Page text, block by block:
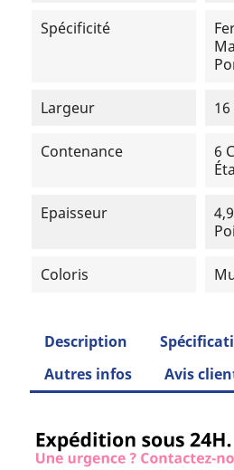
Spécificité
Largeur 16
Contenance
6
Epaisseur
Coloris
Description
Autres infos
Avis